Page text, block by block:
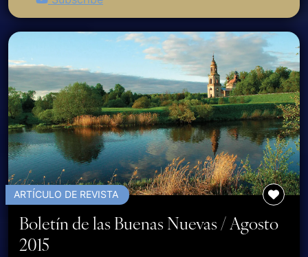
ARTÍCULO DE REVISTA
Boletín de las Buenas Nuevas / Agosto
2015